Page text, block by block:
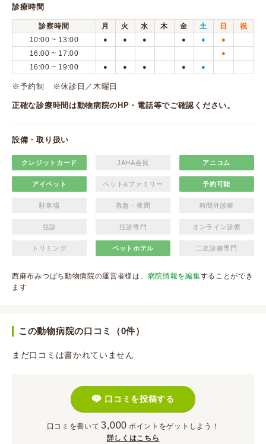
診療時間
診察時間 月 火 水 木 金 土 日
祝
10:00 ~ 13:00
● ● ● ● ● ●
16:00 ~ 17:00 ●
16:00 ~ 19:00 ● ● ● ● ●
※予約制 ※休診日／木曜日
正確な診療時間は動物病院のHP・電話等でご確認ください。
設備・取り扱い
クレジットカード JAHA会員 アニコム
アイペット ペット&ファミリー 予約可能
駐車場 救急・夜間 時間外診療
往診 往診専門 オンライン診療
トリミング ペットホテル 二次診療専門
西麻布みつばち動物病院の運営者様は、 病院情報を編集することができ
ます
この動物病院の口コミ（0件）
まだ口コミは書かれていません
口コミを投稿する
口コミを書いて 3,000 ポイント をゲットしよう！
詳しくはこちら